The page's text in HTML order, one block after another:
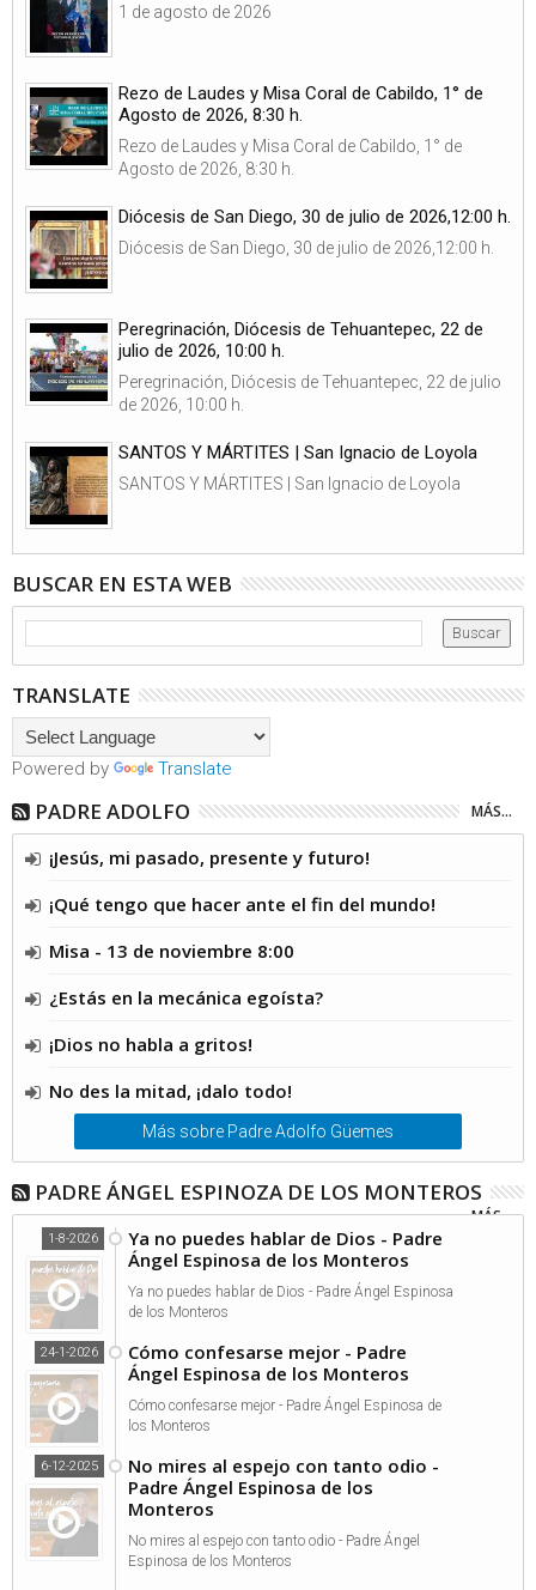
1 de agosto de 2026
Rezo de Laudes y Misa Coral de Cabildo, 1° de
Agosto de 2026, 8:30 h.
Rezo de Laudes y Misa Coral de Cabildo, 1° de
Agosto de 2026, 8:30 h.
Diócesis de San Diego, 30 de julio de 2026,12:00 h.
Diócesis de San Diego, 30 de julio de 2026,12:00 h.
Peregrinación, Diócesis de Tehuantepec, 22 de
julio de 2026, 10:00 h.
Peregrinación, Diócesis de Tehuantepec, 22 de julio
de 2026, 10:00 h.
SANTOS Y MÁRTITES | San Ignacio de Loyola
SANTOS Y MÁRTITES | San Ignacio de Loyola
BUSCAR EN ESTA WEB
TRANSLATE
Powered by Translate
PADRE ADOLFO MÁS...
¡Jesús, mi pasado, presente y futuro!
¡Qué tengo que hacer ante el fin del mundo!
Misa - 13 de noviembre 8:00
¿Estás en la mecánica egoísta?
¡Dios no habla a gritos!
No des la mitad, ¡dalo todo!
Más sobre Padre Adolfo Güemes
PADRE ÁNGEL ESPINOZA DE LOS MONTEROS
MÁS...
Ya no puedes hablar de Dios - Padre
Ángel Espinosa de los Monteros
1-8-2026
Ya no puedes hablar de Dios - Padre Ángel Espinosa
de los Monteros
Cómo confesarse mejor - Padre
Ángel Espinosa de los Monteros
24-1-2026
Cómo confesarse mejor - Padre Ángel Espinosa de
los Monteros
No mires al espejo con tanto odio -
Padre Ángel Espinosa de los
Monteros
6-12-2025
No mires al espejo con tanto odio - Padre Ángel
Espinosa de los Monteros